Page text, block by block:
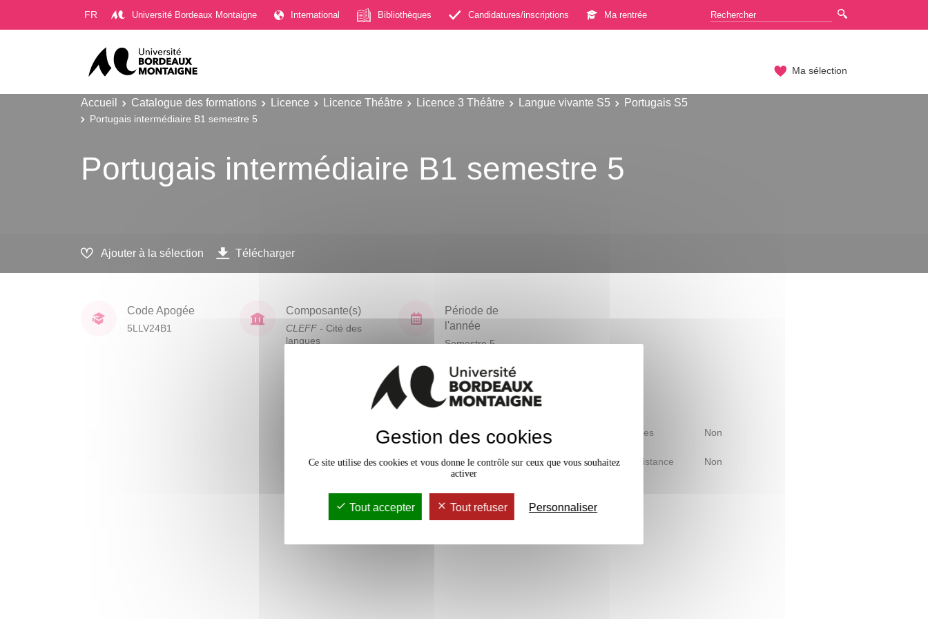
FR Université Bordeaux Montaigne International Bibliothèques Candidatures/inscriptions Ma rentrée
Ma sélection
Accueil Catalogue des formations Licence Licence Théâtre Licence 3 Théâtre Langue vivante S5 Portugais S5
Portugais intermédiaire B1 semestre 5
Portugais intermédiaire B1 semestre 5
Ajouter à la sélection Télécharger
Code Apogée
5LLV24B1
Composante(s)
CLEFF - Cité des
langues
Période de
l'année
Semestre 5
Mobilité d'études Non
Accessible à distance Non
Gestion des cookies
Ce site utilise des cookies et vous donne le contrôle sur ceux que vous souhaitez
activer
Tout accepter Tout refuser Personnaliser